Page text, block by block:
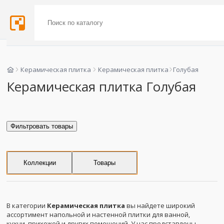
Керамическая плитка Керамическая плитка Голубая
Керамическая плитка Голубая
Фильтровать товары
Коллекции Товары
В категории Керамическая плитка вы найдете широкий
ассортимент напольной и настенной плитки для ванной,